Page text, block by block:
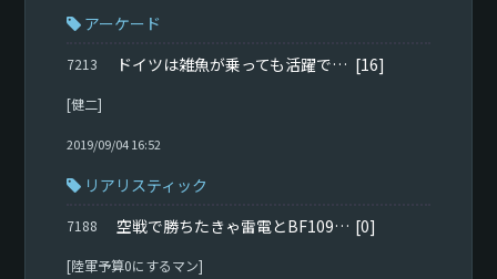
アーケード
7213 ドイツは雑魚が乗っても活躍できる最強国家。 [16]
[健二]
2019/09/04 16:52
リアリスティック
7188 空戦で勝ちたきゃ雷電とBF109F4乗れ これ真理 [0]
[陸軍予算0にするマン]